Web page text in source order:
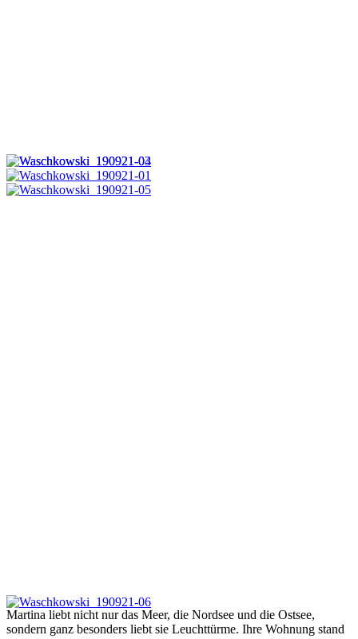
Martina liebt nicht nur das Meer, die Nordsee und die Ostsee,
sondern ganz besonders liebt sie Leuchttürme. Ihre Wohnung stand